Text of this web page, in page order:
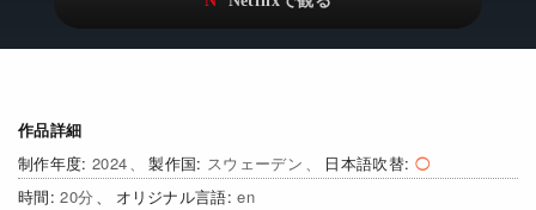
過去の配信終了作品
作品詳細
2024
スウェーデン
日本語吹替
20
en